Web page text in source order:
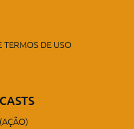
TERMOS DE USO